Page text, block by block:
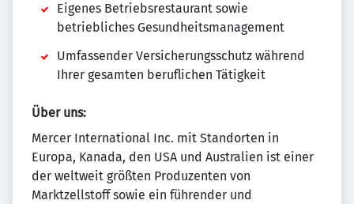
Eigenes Betriebsrestaurant sowie
betriebliches Gesundheitsmanagement
Umfassender Versicherungsschutz während
Ihrer gesamten beruflichen Tätigkeit
Über uns:
Mercer International Inc. mit Standorten in
Europa, Kanada, den USA und Australien ist einer
der weltweit größten Produzenten von
Marktzellstoff sowie ein führender und